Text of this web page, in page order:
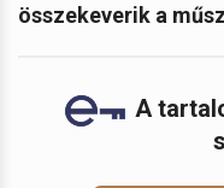
összekeverik a
A